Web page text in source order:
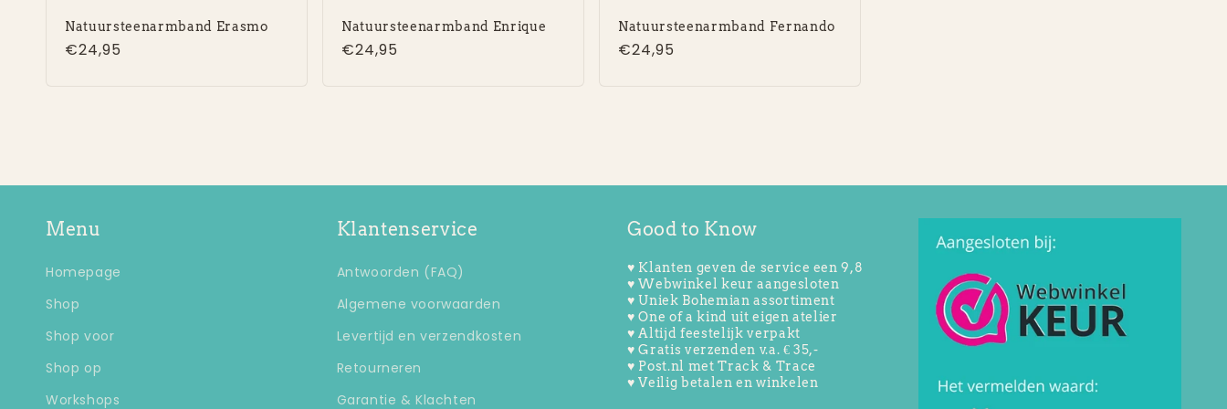
Natuursteenarmband Erasmo
Normale
€24,95
Natuursteenarmband Enrique
Normale
€24,95
Natuursteenarmband Fernando
Normale
€24,95
Menu
Homepage
Shop
Shop voor
Shop op
Workshops
Klantenservice
Antwoorden (FAQ)
Algemene voorwaarden
Levertijd en verzendkosten
Retourneren
Garantie & Klachten
Good to Know
♥ Klanten geven de service een 9,8
♥ Webwinkel keur aangesloten
♥ Uniek Bohemian assortiment
♥ One of a kind uit eigen atelier
♥ Altijd feestelijk verpakt
♥ Gratis verzenden v.a. € 35,-
♥ Post.nl met Track & Trace
♥ Veilig betalen en winkelen